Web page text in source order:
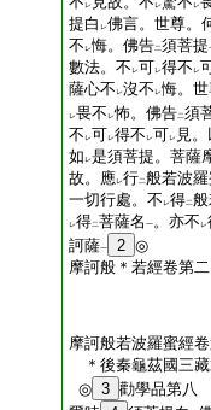
レ レ レ
提白 レ佛言。世尊。
不 レ悔。佛告二須菩提
數法。不 レ可レ得不 レ
薩心不 レ沒不 レ悔。
レ畏不 レ怖。佛告二須
不 レ可レ得不 レ可レ 見。
如 レ是須菩提。菩薩
故。應レ行二般若波
一切行處。不 レ得二
レ得二菩薩名 一。亦不 レ
訶薩一 2 ◎
摩訶般＊若經卷第二
摩訶般若波羅蜜經
＊後秦龜茲國三
◎ 3 勸學品第八